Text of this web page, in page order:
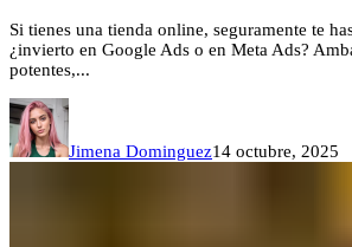
Si tienes una tienda online, seguramente te
¿invierto en Google Ads o en Meta Ads?
potentes,...
Jimena Dominguez14 octubre, 2025